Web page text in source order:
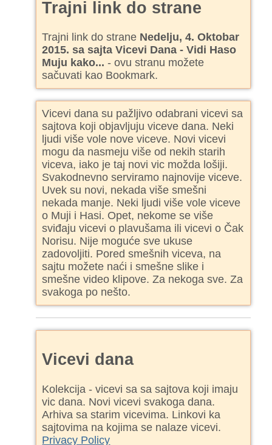
Trajni link do strane
Trajni link do strane Nedelju, 4. Oktobar
2015. sa sajta Vicevi Dana - Vidi Haso
Muju kako... - ovu stranu možete
sačuvati kao Bookmark.
Vicevi dana su pažljivo odabrani vicevi sa
sajtova koji objavljuju viceve dana. Neki
ljudi više vole nove viceve. Novi vicevi
mogu da nasmeju više od nekih starih
viceva, iako je taj novi vic možda lošiji.
Svakodnevno serviramo najnovije viceve.
Uvek su novi, nekada više smešni
nekada manje. Neki ljudi više vole viceve
o Muji i Hasi. Opet, nekome se više
sviđaju vicevi o plavušama ili vicevi o Čak
Norisu. Nije moguće sve ukuse
zadovoljiti. Pored smešnih viceva, na
sajtu možete naći i smešne slike i
smešne video klipove. Za nekoga sve. Za
svakoga po nešto.
Vicevi dana
Kolekcija - vicevi sa sa sajtova koji imaju
vic dana. Novi vicevi svakoga dana.
Arhiva sa starim vicevima. Linkovi ka
sajtovima na kojima se nalaze vicevi.
Privacy Policy